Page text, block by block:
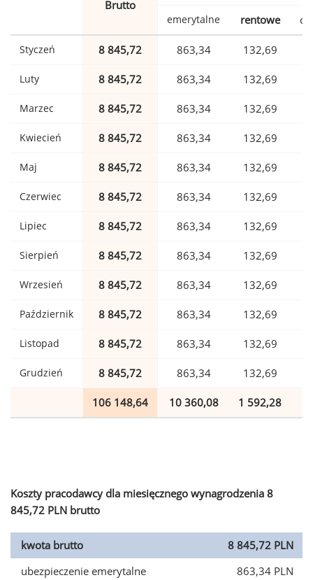
Brutto
emerytalne rentowe
Styczeń 8 845,72 863,34 132,69
Luty 8 845,72 863,34 132,69
Marzec 8 845,72 863,34 132,69
Kwiecień 8 845,72 863,34 132,69
Maj 8 845,72 863,34 132,69
Czerwiec 8 845,72 863,34 132,69
Lipiec 8 845,72 863,34 132,69
Sierpień 8 845,72 863,34 132,69
Wrzesień 8 845,72 863,34 132,69
Październik 8 845,72 863,34 132,69
Listopad 8 845,72 863,34 132,69
Grudzień 8 845,72 863,34 132,69
106 148,64 10 360,08 1 592,28
Koszty pracodawcy dla miesięcznego wynagrodzenia 8
845,72 PLN brutto
kwota brutto
8 845,72 PLN
ubezpieczenie emerytalne
863,34 PLN